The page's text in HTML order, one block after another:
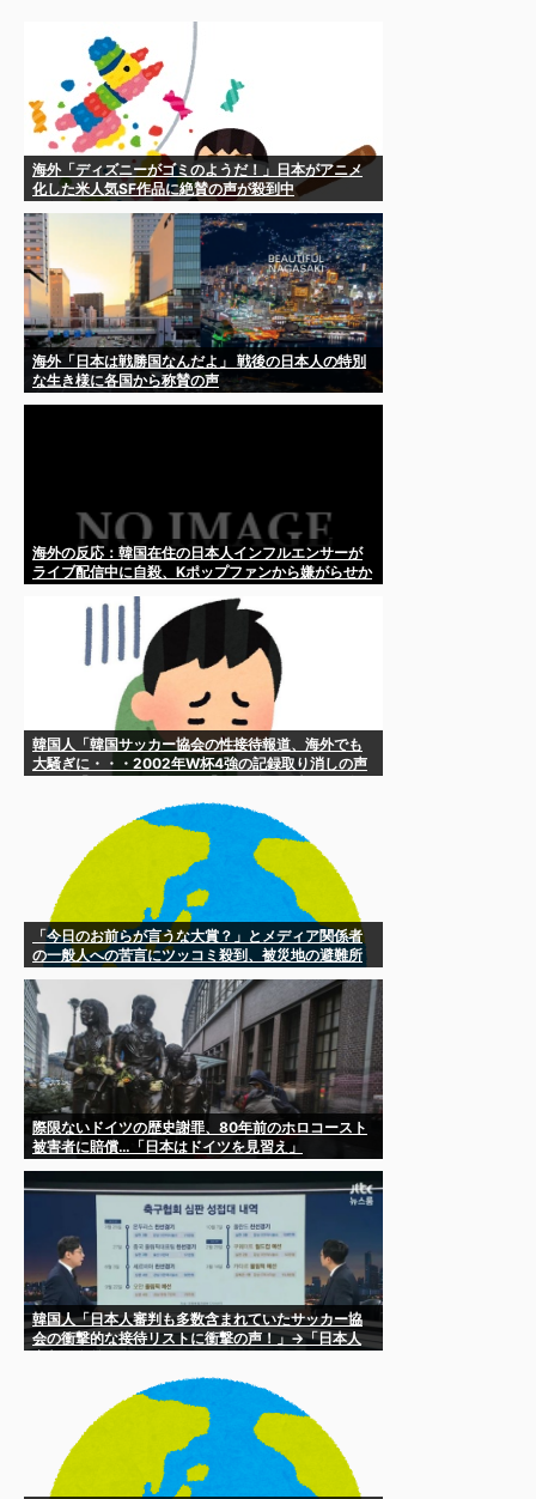
海外「ディズニーがゴミのようだ！」日本がアニメ
化した米人気SF作品に絶賛の声が殺到中
海外「日本は戦勝国なんだよ」 戦後の日本人の特別
な生き様に各国から称賛の声
海外の反応：韓国在住の日本人インフルエンサーが
ライブ配信中に自殺、Kポップファンから嫌がらせか
韓国人「韓国サッカー協会の性接待報道、海外でも
大騒ぎに・・・2002年W杯4強の記録取り消しの声
「今日のお前らが言うな大賞？」とメディア関係者
の一般人への苦言にツッコミ殺到、被災地の避難所
際限ないドイツの歴史謝罪、80年前のホロコースト
被害者に賠償…「日本はドイツを見習え」
韓国人「日本人審判も多数含まれていたサッカー協
会の衝撃的な接待リストに衝撃の声！」→「日本人